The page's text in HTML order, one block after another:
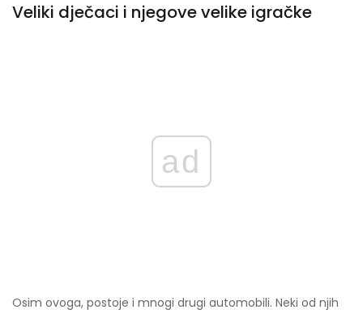
Veliki dječaci i njegove velike igračke
ad
Osim ovoga, postoje i mnogi drugi automobili. Neki od njih